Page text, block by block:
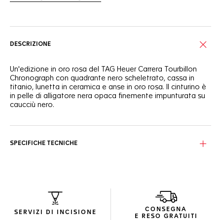
DESCRIZIONE
Un'edizione in oro rosa del TAG Heuer Carrera Tourbillon
Chronograph con quadrante nero scheletrato, cassa in
titanio, lunetta in ceramica e anse in oro rosa. Il cinturino è
in pelle di alligatore nera opaca finemente impunturata su
caucciù nero.
SPECIFICHE TECNICHE
SERVIZI DI INCISIONE
CONSEGNA
E RESO GRATUITI